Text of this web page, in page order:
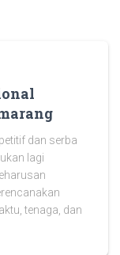
dan serba
lagi
tenaga, dan